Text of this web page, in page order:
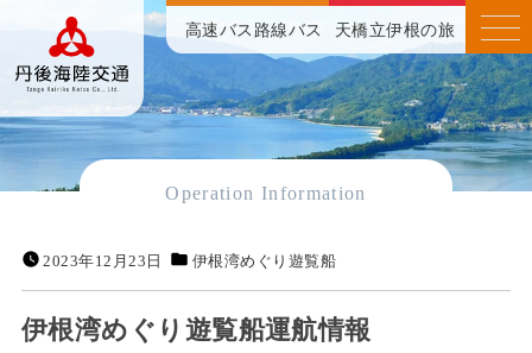
高速バス 路線バス 天橋立伊根の旅
Operation Information
2023年12月23日 伊根湾めぐり遊覧船
伊根湾めぐり遊覧船運航情報